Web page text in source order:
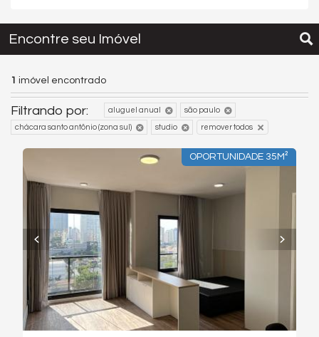
Encontre seu Imóvel
1 imóvel encontrado
Filtrando por: aluguel anual são paulo
chácara santo antônio (zona sul) studio remover todos
OPORTUNIDADE 35M²